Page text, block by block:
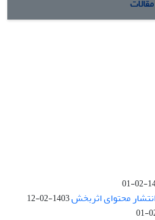
محتوای اثربخش1403-02-12